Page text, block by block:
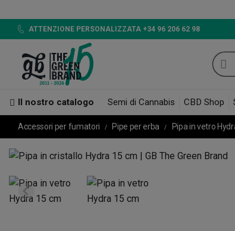
ATTENZIONE PERSONALIZZATA +34 96 206 62 98
Il nostro catalogo Semi di Cannabis CBD Shop
Accessori per fumatori Pipe per erba Pipa in vetro